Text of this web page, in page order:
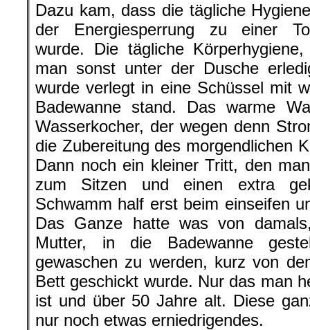
Dazu kam, dass die tägliche
der Energiesperrung zu einer
wurde. Die tägliche
man sonst unter der Dusche
wurde verlegt in eine Schüssel mit
Badewanne stand. Das warme
Wasserkocher, der wegen denn
die Zubereitung des morgendlichen
Dann noch ein kleiner Tritt, den
zum Sitzen und einen extra
Schwamm half erst beim einseifen
Das Ganze hatte was von
Mutter, in die Badewanne
gewaschen zu werden, kurz von
Bett geschickt wurde. Nur das man
ist und über 50 Jahre alt. Diese
nur noch etwas erniedrigendes.